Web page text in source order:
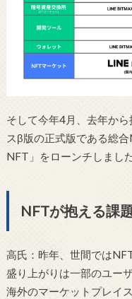
そして今年4月、去年か
スβ版の正式版である総
NFT」をローンチしました
NFTが抱える課
高氏：昨年、世間では
盛り上がりは一部のユー
海外のマーケットプレイ